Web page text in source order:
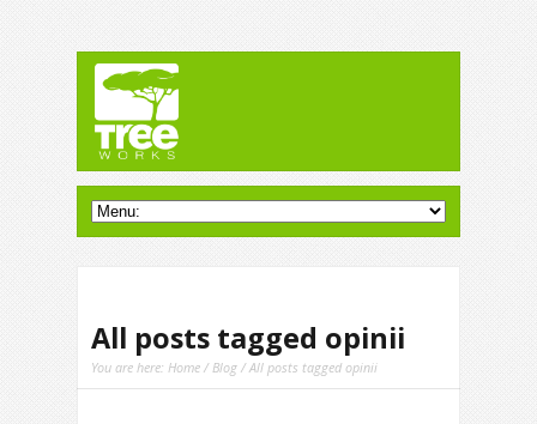
All posts tagged opinii
You are here: Home /Blog / All posts tagged opinii